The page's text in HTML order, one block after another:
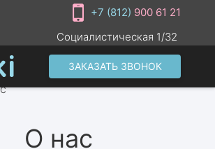
+7 (812) 900 61 21
Социалистическая 1/32
ЗАКАЗАТЬ ЗВОНОК
О нас